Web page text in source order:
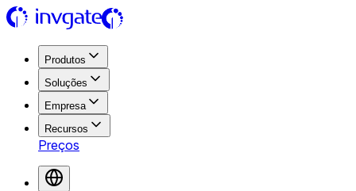
Produtos
Soluções
Empresa
Recursos
Preços